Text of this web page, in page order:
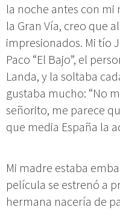
la noche antes con mi
la Gran Vía, creo que
impresionados. Mi tío
Paco “El Bajo”, el
Landa, y la soltaba
gustaba mucho: “No
señorito, me parece
que media España la
Mi madre estaba
película se estrenó a
hermana nacería de